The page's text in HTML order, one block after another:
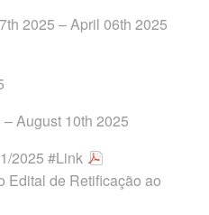
2025 – April 06th 2025
August 10th 2025
2025 #Link
Edital de Retificação ao